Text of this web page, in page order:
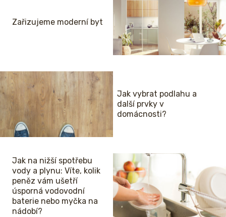
Zařizujeme moderní byt
Jak vybrat podlahu a
další prvky v
domácnosti?
Jak na nižší spotřebu
vody a plynu: Víte, kolik
peněz vám ušetří
úsporná vodovodní
baterie nebo myčka na
nádobí?